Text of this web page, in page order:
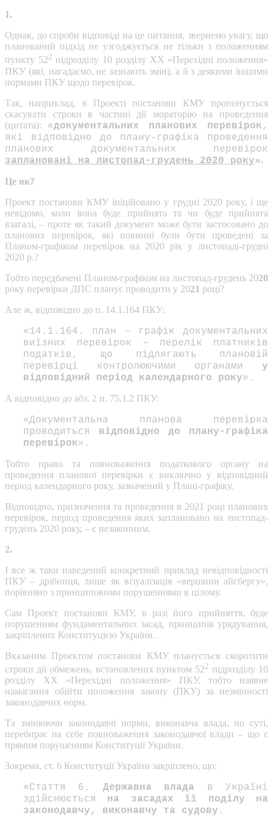
1.
Однак, до спроби відповіді на це питання, звернемо увагу, що
планований підхід не узгоджується не тільки з положенням
пункту 522 підрозділу 10 розділу ХХ «Перехідні положення»
ПКУ (які, нагадаємо, не зазнають змін), а й з деякими іншими
нормами ПКУ щодо перевірок.
Так, наприклад, в Проекті постанови КМУ пропонується
скасувати строки в частині дії мораторію на проведення
(цитата): «документальних планових перевірок,
які відповідно до плану-графіка проведення
планових документальних перевірок
заплановані на листопад-грудень 2020 року».
Це як?
Проект постанови КМУ ініційовано у грудні 2020 року, і ще
невідомо, коли вона буде прийнята та чи буде прийнята
взагалі, – проте як такий документ може бути застосовано до
планових перевірок, які повинні були бути проведені за
Планом-графіком перевірок на 2020 рік у листопаді-грудні
2020 р.?
Тобто передбачені Планом-графіком на листопад-грудень 2020
року перевірки ДПС планує проводити у 2021 році?
Але ж, відповідно до п. 14.1.164 ПКУ:
«14.1.164. план – графік документальних
виїзних перевірок – перелік платників
податків, що підлягають плановій
перевірці контролюючими органами у
відповідний період календарного року».
А відповідно до абз. 2 п. 75.1.2 ПКУ:
«Документальна планова перевірка
проводиться відповідно до плану-графіка
перевірок».
Тобто право та повноваження податкового органу на
проведення планової перевірки є виключно у відповідний
період календарного року, зазначений у Плані-графіку.
Відповідно, призначення та проведення в 2021 році планових
перевірок, період проведення яких заплановано на листопад-
грудень 2020 року, – є незаконним.
2.
І все ж таки наведений конкретний приклад невідповідності
ПКУ – дрібниця, лише як візуалізація «вершини айсбергу»,
порівняно з принциповими порушеннями в цілому.
Сам Проект постанови КМУ, в разі його прийняття, буде
порушенням фундаментальних засад, принципів урядування,
закріплених Конституцією України.
Вказаним Проектом постанови КМУ планується скоротити
строки дії обмежень, встановлених пунктом 522 підрозділу 10
розділу ХХ «Перехідні положення» ПКУ, тобто наявне
намагання обійти положення закону (ПКУ) за незмінності
законодавчих норм.
Та змінюючи законодавчі норми, виконавча влада, по суті,
перебирає на себе повноваження законодавчої влади – що є
прямим порушенням Конституції України.
Зокрема, ст. 6 Конституції України закріплено, що:
«Стаття 6. Державна влада в Україні
здійснюється на засадах її поділу на
законодавчу, виконавчу та судову.